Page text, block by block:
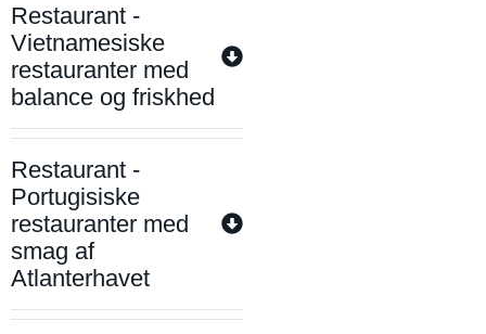
Restaurant -
Vietnamesiske
restauranter med
balance og friskhed
Restaurant -
Portugisiske
restauranter med
smag af
Atlanterhavet